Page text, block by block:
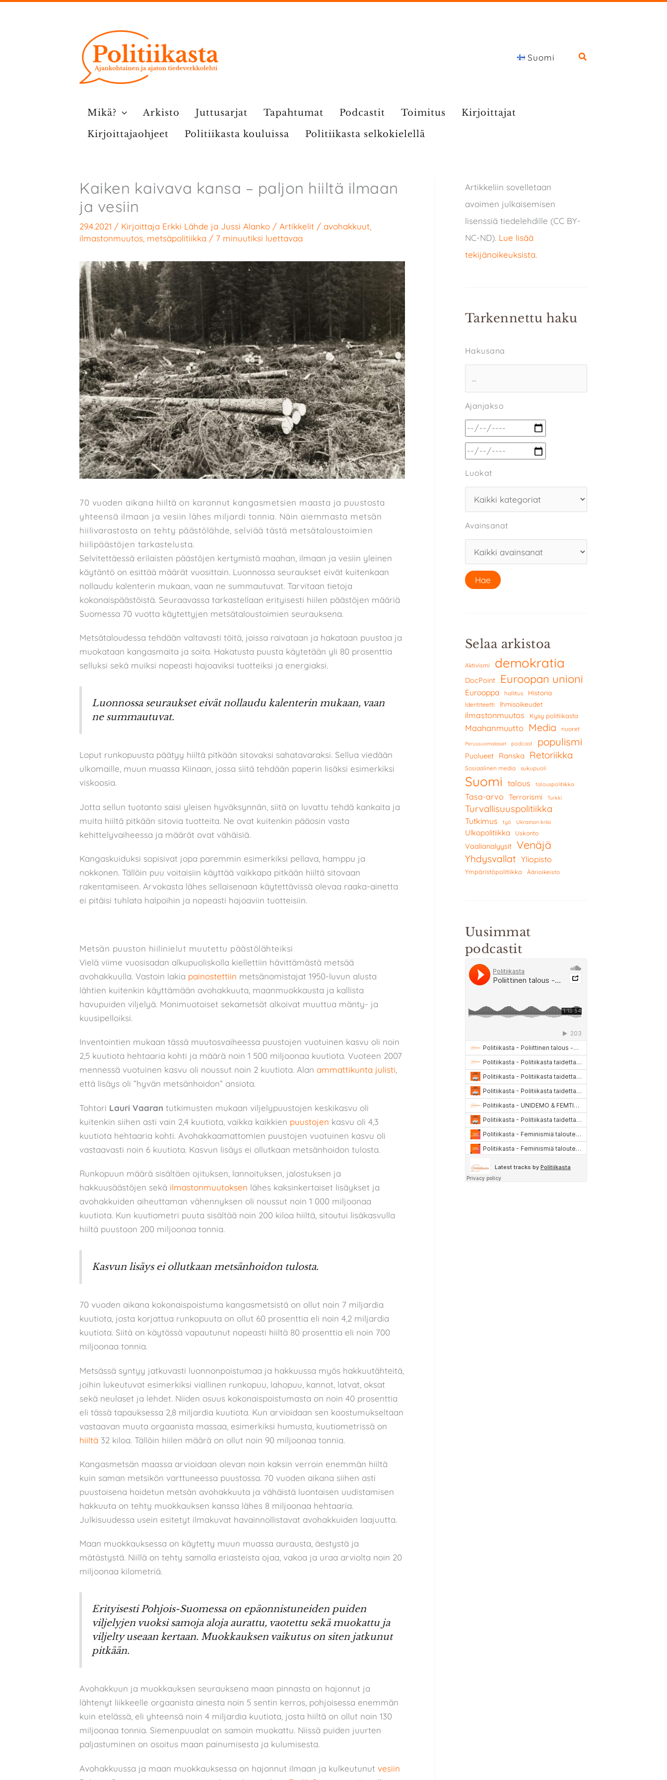
Suomi
Mikä? Arkisto Juttusarjat Tapahtumat Podcastit Toimitus
Kirjoittajat
Kirjoittajaohjeet
Politiikasta kouluissa Politiikasta selkokielellä
Kaiken kaivava kansa – paljon hiiltä ilmaan
ja vesiin
29.4.2021 / Kirjoittaja Erkki Lähde ja Jussi Alanko / Artikkelit / avohakkuut
ilmastonmuutos metsäpolitiikka / 7 minuutiksi luettavaa
70 vuoden aikana hiiltä on karannut kangasmetsien maasta ja puustosta
yhteensä ilmaan ja vesiin lähes miljardi tonnia. Näin aiemmasta metsän
hiilivarastosta on tehty päästölähde, selviää tästä metsätaloustoimien
hiilipäästöjen tarkastelusta.
Selvitettäessä erilaisten päästöjen kertymistä maahan, ilmaan ja vesiin yleinen
käytäntö on esittää määrät vuosittain. Luonnossa seuraukset eivät kuitenkaan
nollaudu kalenterin mukaan, vaan ne summautuvat. Tarvitaan tietoja
kokonaispäästöistä. Seuraavassa tarkastellaan erityisesti hiilen päästöjen määriä
Suomessa 70 vuotta käytettyjen metsätaloustoimien seurauksena.
Metsätaloudessa tehdään valtavasti töitä, joissa raivataan ja hakataan puustoa ja
muokataan kangasmaita ja soita. Hakatusta puusta käytetään yli 80 prosenttia
selluksi sekä muiksi nopeasti hajoaviksi tuotteiksi ja energiaksi.
Luonnossa seuraukset eivät nollaudu kalenterin mukaan, vaan
ne summautuvat.
Loput runkopuusta päätyy hiiltä pitkään sitovaksi sahatavaraksi. Sellua viedään
ulkomaille, muun muassa Kiinaan, jossa siitä tehdään paperin lisäksi esimerkiksi
viskoosia.
Jotta sellun tuotanto saisi yleisen hyväksynnän, siitä on luvattu tehdä kankaita ja
muita hiiltä pitkään sitovia tuotteita. Ne ovat kuitenkin pääosin vasta
kehittelyvaiheessa ja määrät ovat vähäisiä.
Kangaskuiduksi sopisivat jopa paremmin esimerkiksi pellava, hamppu ja
nokkonen. Tällöin puu voitaisiin käyttää vaikkapa pitkään hiiltä sitovaan
rakentamiseen. Arvokasta lähes sellaisenaan käytettävissä olevaa raaka-ainetta
ei pitäisi tuhlata halpoihin ja nopeasti hajoaviin tuotteisiin.
Metsän puuston hiilinielut muutettu päästölähteiksi
Vielä viime vuosisadan alkupuoliskolla kiellettiin hävittämästä metsää
avohakkuulla. Vastoin lakia painostettiin metsänomistajat 1950-luvun alusta
lähtien kuitenkin käyttämään avohakkuuta, maanmuokkausta ja kallista
havupuiden viljelyä. Monimuotoiset sekametsät alkoivat muuttua mänty- ja
kuusipelloiksi.
Inventointien mukaan tässä muutosvaiheessa puustojen vuotuinen kasvu oli noin
2,5 kuutiota hehtaaria kohti ja määrä noin 1 500 miljoonaa kuutiota. Vuoteen 2007
mennessä vuotuinen kasvu oli noussut noin 2 kuutiota. Alan ammattikunta julisti,
että lisäys oli ”hyvän metsänhoidon” ansiota.
Tohtori Lauri Vaaran tutkimusten mukaan viljelypuustojen keskikasvu oli
kuitenkin siihen asti vain 2,4 kuutiota, vaikka kaikkien puustojen kasvu oli 4,3
kuutiota hehtaaria kohti. Avohakkaamattomien puustojen vuotuinen kasvu oli
vastaavasti noin 6 kuutiota. Kasvun lisäys ei ollutkaan metsänhoidon tulosta.
Runkopuun määrä sisältäen ojituksen, lannoituksen, jalostuksen ja
hakkuusäästöjen sekä ilmastonmuutoksen lähes kaksinkertaiset lisäykset ja
avohakkuiden aiheuttaman vähennyksen oli noussut noin 1 000 miljoonaa
kuutiota. Kun kuutiometri puuta sisältää noin 200 kiloa hiiltä, sitoutui lisäkasvulla
hiiltä puustoon 200 miljoonaa tonnia.
Kasvun lisäys ei ollutkaan metsänhoidon tulosta.
70 vuoden aikana kokonaispoistuma kangasmetsistä on ollut noin 7 miljardia
kuutiota, josta korjattua runkopuuta on ollut 60 prosenttia eli noin 4,2 miljardia
kuutiota. Siitä on käytössä vapautunut nopeasti hiiltä 80 prosenttia eli noin 700
miljoonaa tonnia.
Metsässä syntyy jatkuvasti luonnonpoistumaa ja hakkuussa myös hakkuutähteitä,
joihin lukeutuvat esimerkiksi viallinen runkopuu, lahopuu, kannot, latvat, oksat
sekä neulaset ja lehdet. Niiden osuus kokonaispoistumasta on noin 40 prosenttia
eli tässä tapauksessa 2,8 miljardia kuutiota. Kun arvioidaan sen koostumukseltaan
vastaavan muuta orgaanista massaa, esimerkiksi humusta, kuutiometrissä on
hiiltä 32 kiloa. Tällöin hiilen määrä on ollut noin 90 miljoonaa tonnia.
Kangasmetsän maassa arvioidaan olevan noin kaksin verroin enemmän hiiltä
kuin saman metsikön varttuneessa puustossa. 70 vuoden aikana siihen asti
puustoisena hoidetun metsän avohakkuuta ja vähäistä luontaisen uudistamisen
hakkuuta on tehty muokkauksen kanssa lähes 8 miljoonaa hehtaaria.
Julkisuudessa usein esitetyt ilmakuvat havainnollistavat avohakkuiden laajuutta.
Maan muokkauksessa on käytetty muun muassa aurausta, äestystä ja
mätästystä. Niillä on tehty samalla eriasteista ojaa, vakoa ja uraa arviolta noin 20
miljoonaa kilometriä.
Erityisesti Pohjois-Suomessa on epäonnistuneiden puiden
viljelyjen vuoksi samoja aloja aurattu, vaotettu sekä muokattu ja
viljelty useaan kertaan. Muokkauksen vaikutus on siten jatkunut
pitkään.
Avohakkuun ja muokkauksen seurauksena maan pinnasta on hajonnut ja
lähtenyt liikkeelle orgaanista ainesta noin 5 sentin kerros, pohjoisessa enemmän
kuin etelässä, eli yhteensä noin 4 miljardia kuutiota, josta hiiltä on ollut noin 130
miljoonaa tonnia. Siemenpuualat on samoin muokattu. Niissä puiden juurten
paljastuminen on osoitus maan painumisesta ja kulumisesta.
Avohakkuussa ja maan muokkauksessa on hajonnut ilmaan ja kulkeutunut vesiin
Artikkeliin sovelletaan
avoimen julkaisemisen
lisenssiä tiedelehdille (CC BY-
NC-ND). Lue lisää
tekijänoikeuksista.
Tarkennettu haku
Hakusana
Ajanjakso
Luokat
Avainsanat
Selaa arkistoa
Aktivismi demokratia
DocPoint Euroopan unioni
Eurooppa hallitus Historia
Identiteetti Ihmisoikeudet
ilmastonmuutos Kysy politiikasta
Maahanmuutto Media nuoret
Perussuomalaiset podcast populismi
Puolueet Ranska Retoriikka
Sosiaalinen media sukupuoli
Suomi talous talouspolitiikka
Tasa-arvo Terrorismi Turkki
Turvallisuuspolitiikka
Tutkimus työ Ukrainan kriisi
Ulkopolitiikka Uskonto
Vaalianalyysit Venäjä
Yhdysvallat Yliopisto
Ympäristöpolitiikka Äärioikeisto
Uusimmat
podcastit